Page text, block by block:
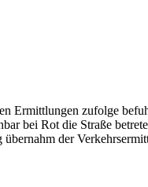
Ermittlungen zufolge
bei Rot die Straße
der